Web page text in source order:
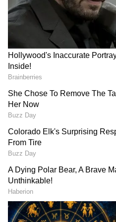
Related Articles
ಶಿವಮೊಗ್ಗ-ಶೃಂಗೇರಿ-ಮಂಗಳೂರು
3,300 ಕೋಟಿ ರು. ಯೋಜನಾ ವೆಚ್ಚ,
ಕೊಂಕಣ ರೈಲ್ವೆಯ ಮೂಲ್ಕಿ ರೈಲು
ಬದಲಾವಣೆ, ಬಹುವರ್ಷದ
ಕನಸು ನನಸು
DOWNLOAD APP